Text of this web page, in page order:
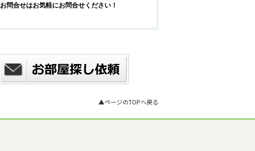
お問合せはお気軽にお問合せください！
▲ページのTOPへ戻る